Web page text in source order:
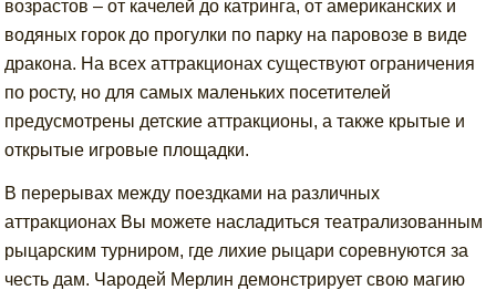
возрастов – от качелей до катринга, от американских и
водяных горок до прогулки по парку на паровозе в виде
дракона. На всех аттракционах существуют ограничения
по росту, но для самых маленьких посетителей
предусмотрены детские аттракционы, а также крытые и
открытые игровые площадки.
В перерывах между поездками на различных
аттракционах Вы можете насладиться театрализованным
рыцарским турниром, где лихие рыцари соревнуются за
честь дам. Чародей Мерлин демонстрирует свою магию